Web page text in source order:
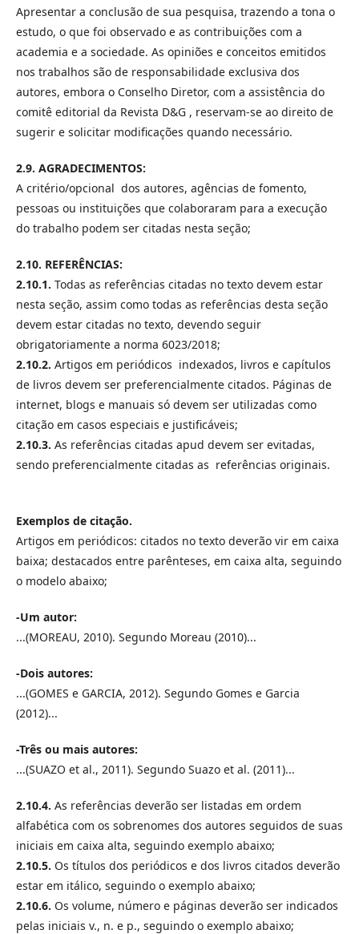
Apresentar a conclusão de sua pesquisa, trazendo a tona o
estudo, o que foi observado e as contribuições com a
academia e a sociedade. As opiniões e conceitos emitidos
nos trabalhos são de responsabilidade exclusiva dos
autores, embora o Conselho Diretor, com a assistência do
comitê editorial da Revista D&G , reservam-se ao direito de
sugerir e solicitar modificações quando necessário.
2.9. AGRADECIMENTOS:
A critério/opcional dos autores, agências de fomento,
pessoas ou instituições que colaboraram para a execução
do trabalho podem ser citadas nesta seção;
2.10. REFERÊNCIAS:
2.10.1. Todas as referências citadas no texto devem estar
nesta seção, assim como todas as referências desta seção
devem estar citadas no texto, devendo seguir
obrigatoriamente a norma 6023/2018;
2.10.2. Artigos em periódicos indexados, livros e capítulos
de livros devem ser preferencialmente citados. Páginas de
internet, blogs e manuais só devem ser utilizadas como
citação em casos especiais e justificáveis;
2.10.3. As referências citadas apud devem ser evitadas,
sendo preferencialmente citadas as referências originais.
Exemplos de citação.
Artigos em periódicos: citados no texto deverão vir em caixa
baixa; destacados entre parênteses, em caixa alta, seguindo
o modelo abaixo;
-Um autor:
...(MOREAU, 2010). Segundo Moreau (2010)...
-Dois autores:
...(GOMES e GARCIA, 2012). Segundo Gomes e Garcia
(2012)...
-Três ou mais autores:
...(SUAZO et al., 2011). Segundo Suazo et al. (2011)...
2.10.4. As referências deverão ser listadas em ordem
alfabética com os sobrenomes dos autores seguidos de suas
iniciais em caixa alta, seguindo exemplo abaixo;
2.10.5. Os títulos dos periódicos e dos livros citados deverão
estar em itálico, seguindo o exemplo abaixo;
2.10.6. Os volume, número e páginas deverão ser indicados
pelas iniciais v., n. e p., seguindo o exemplo abaixo;